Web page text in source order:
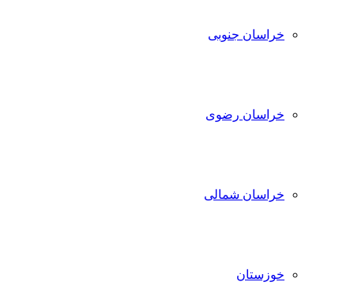
خراسان جنوبی
خراسان رضوی
خراسان شمالی
خوزستان